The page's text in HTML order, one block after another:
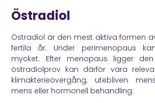
Östradiol
Östradiol är den mest aktiva formen
fertila år. Under perimenopaus
mycket. Efter menopaus ligger
östradiolprov kan därför vara
klimakterieövergång, utebliven
mens eller hormonell behandling.